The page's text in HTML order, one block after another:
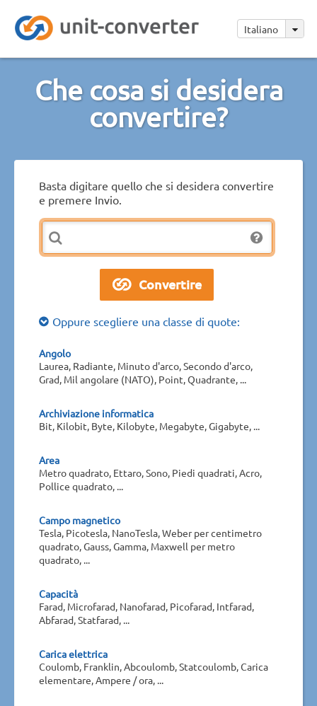
Italiano
Che cosa si desidera
convertire?
Basta digitare quello che si desidera convertire
e premere Invio.
Oppure scegliere una classe di quote:
Angolo
Laurea, Radiante, Minuto d'arco, Secondo d'arco,
Grad, Mil angolare (NATO), Point, Quadrante, ...
Archiviazione informatica
Bit, Kilobit, Byte, Kilobyte, Megabyte, Gigabyte, ...
Area
Metro quadrato, Ettaro, Sono, Piedi quadrati, Acro,
Pollice quadrato, ...
Campo magnetico
Tesla, Picotesla, NanoTesla, Weber per centimetro
quadrato, Gauss, Gamma, Maxwell per metro
quadrato, ...
Capacità
Farad, Microfarad, Nanofarad, Picofarad, Intfarad,
Abfarad, Statfarad, ...
Carica elettrica
Coulomb, Franklin, Abcoulomb, Statcoulomb, Carica
elementare, Ampere / ora, ...